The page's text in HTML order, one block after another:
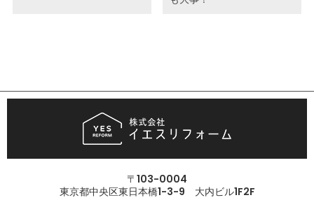
〒103-0004
東京都中央区東日本橋1-3-9 大内ビル1F2F